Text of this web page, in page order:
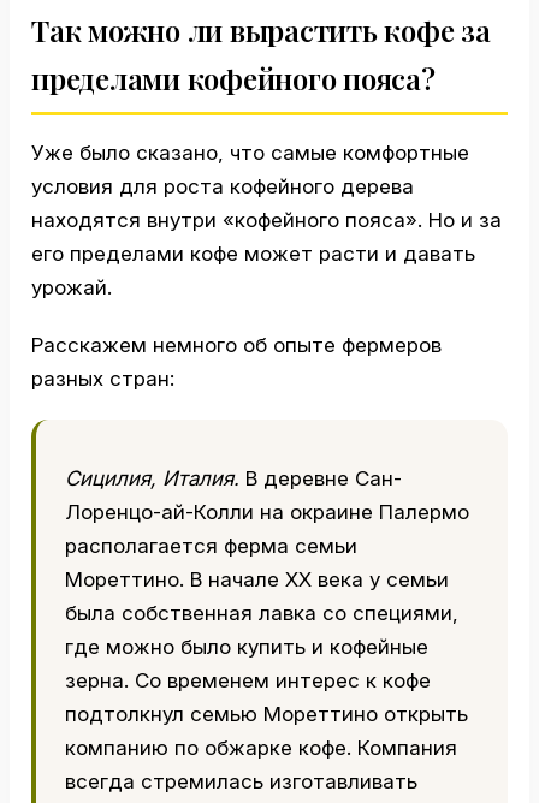
Так можно ли вырастить кофе за
пределами кофейного пояса?
Уже было сказано, что самые комфортные
условия для роста кофейного дерева
находятся внутри «кофейного пояса». Но и за
его пределами кофе может расти и давать
урожай.
Расскажем немного об опыте фермеров
разных стран:
Сицилия, Италия. В деревне Сан-
Лоренцо-ай-Колли на окраине Палермо
располагается ферма семьи
Мореттино. В начале ХХ века у семьи
была собственная лавка со специями,
где можно было купить и кофейные
зерна. Со временем интерес к кофе
подтолкнул семью Мореттино открыть
компанию по обжарке кофе. Компания
всегда стремилась изготавливать